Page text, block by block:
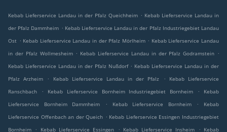
Kebab Lieferservice Landau in der Pfalz Queichheim . Kebab Lieferservice Landau in
der Pfalz Dammheim . Kebab Lieferservice Landau in der Pfalz Industriegebiet Landau
Ost . Kebab Lieferservice Landau in der Pfalz Mörlheim . Kebab Lieferservice Landau
in der Pfalz Wollmesheim . Kebab Lieferservice Landau in der Pfalz Godramstein .
Kebab Lieferservice Landau in der Pfalz Nußdorf . Kebab Lieferservice Landau in der
Pfalz Arzheim
. Kebab Lieferservice Landau in der Pfalz .
Kebab Lieferservice
Ranschbach
. Kebab Lieferservice Bornheim Industriegebiet Bornheim .
Kebab
Lieferservice Bornheim Dammheim
. Kebab Lieferservice Bornheim .
Kebab
Lieferservice Offenbach an der Queich . Kebab Lieferservice Essingen Industriegebiet
Bornheim
. Kebab Lieferservice Essingen . Kebab Lieferservice Insheim . Kebab